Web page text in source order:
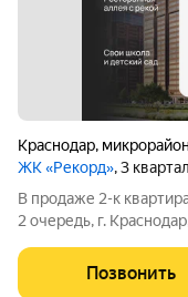
Краснодар,
ЖК «Рекорд», 3
В продаже 2-к
2 очередь, г.
место вашего
Квартал с максимумом
Позвонить